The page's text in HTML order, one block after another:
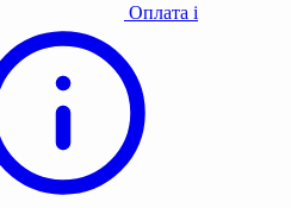
Оплата і